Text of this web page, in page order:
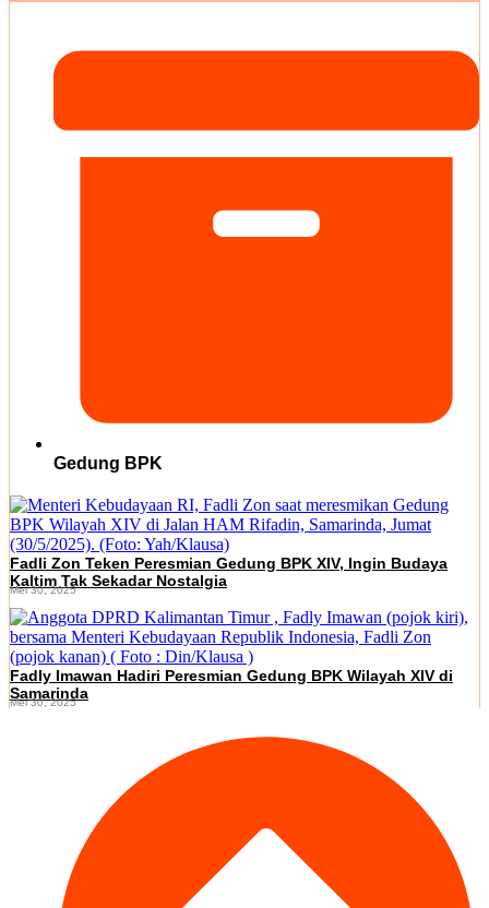
Gedung BPK
Fadli Zon Teken Peresmian Gedung BPK XIV, Ingin Budaya
Kaltim Tak Sekadar Nostalgia
Mei 30, 2025
Fadly Imawan Hadiri Peresmian Gedung BPK Wilayah XIV di
Samarinda
Mei 30, 2025